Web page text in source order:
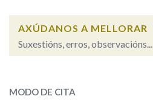
AXÚDANOS A MELLORAR
Suxestións, erros, observacións...
ESCOLLE UNHA OPCIÓN:
MODO DE CITA